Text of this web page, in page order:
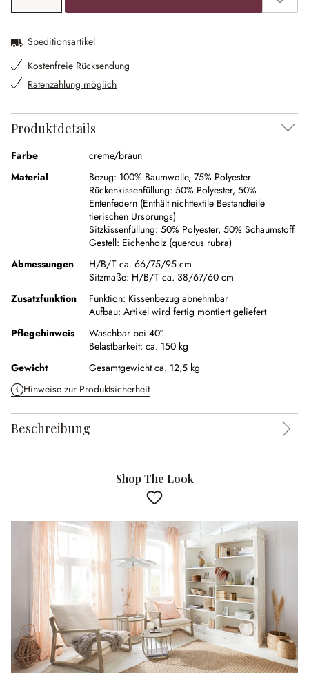
Speditionsartikel
Kostenfreie Rücksendung
Ratenzahlung möglich
Produktdetails
Farbe
creme/braun
Material
Bezug: 100% Baumwolle, 75% Polyester
Rückenkissenfüllung: 50% Polyester, 50%
Entenfedern (Enthält nichttextile Bestandteile
tierischen Ursprungs)
Sitzkissenfüllung: 50% Polyester, 50% Schaumstoff
Gestell: Eichenholz (quercus rubra)
Abmessungen
H/B/T ca. 66/75/95 cm
Sitzmaße: H/B/T ca. 38/67/60 cm
Zusatzfunktion
Funktion: Kissenbezug abnehmbar
Aufbau: Artikel wird fertig montiert geliefert
Pflegehinweis
Waschbar bei 40°
Belastbarkeit: ca. 150 kg
Gewicht
Gesamtgewicht ca. 12,5 kg
Hinweise zur Produktsicherheit
Beschreibung
Shop The Look